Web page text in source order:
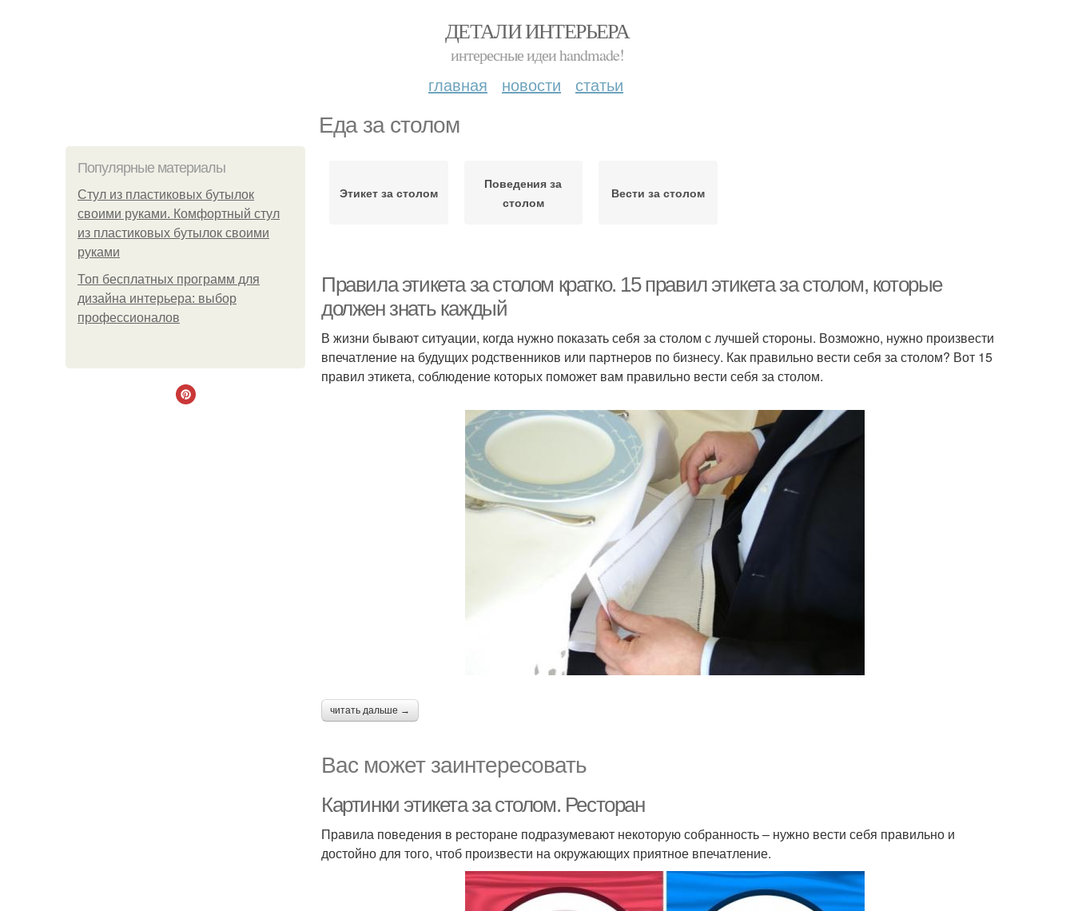
ДЕТАЛИ ИНТЕРЬЕРА
интересные идеи handmade!
главная новости статьи
Еда за столом
Популярные материалы
Стул из пластиковых бутылок
своими руками. Комфортный стул
из пластиковых бутылок своими
руками
Топ бесплатных программ для
дизайна интерьера: выбор
профессионалов
Этикет за столом
Поведения за
столом
Вести за столом
Правила этикета за столом кратко. 15 правил этикета за столом, которые
должен знать каждый
В жизни бывают ситуации, когда нужно показать себя за столом с лучшей стороны. Возможно, нужно произвести
впечатление на будущих родственников или партнеров по бизнесу. Как правильно вести себя за столом? Вот 15
правил этикета, соблюдение которых поможет вам правильно вести себя за столом.
читать дальше →
Вас может заинтересовать
Картинки этикета за столом. Ресторан
Правила поведения в ресторане подразумевают некоторую собранность – нужно вести себя правильно и
достойно для того, чтоб произвести на окружающих приятное впечатление.